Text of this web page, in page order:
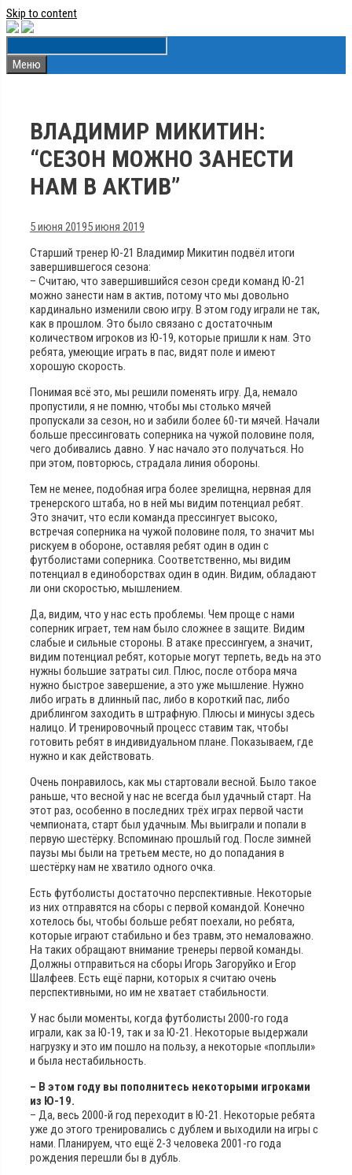
Skip to content
Меню
ВЛАДИМИР МИКИТИН:
“СЕЗОН МОЖНО ЗАНЕСТИ
НАМ В АКТИВ”
5 июня 20195 июня 2019
Старший тренер Ю-21 Владимир Микитин подвёл итоги
завершившегося сезона:
– Считаю, что завершившийся сезон среди команд Ю-21
можно занести нам в актив, потому что мы довольно
кардинально изменили свою игру. В этом году играли не так,
как в прошлом. Это было связано с достаточным
количеством игроков из Ю-19, которые пришли к нам. Это
ребята, умеющие играть в пас, видят поле и имеют
хорошую скорость.
Понимая всё это, мы решили поменять игру. Да, немало
пропустили, я не помню, чтобы мы столько мячей
пропускали за сезон, но и забили более 60-ти мячей. Начали
больше прессинговать соперника на чужой половине поля,
чего добивались давно. У нас начало это получаться. Но
при этом, повторюсь, страдала линия обороны.
Тем не менее, подобная игра более зрелищна, нервная для
тренерского штаба, но в ней мы видим потенциал ребят.
Это значит, что если команда прессингует высоко,
встречая соперника на чужой половине поля, то значит мы
рискуем в обороне, оставляя ребят один в один с
футболистами соперника. Соответственно, мы видим
потенциал в единоборствах один в один. Видим, обладают
ли они скоростью, мышлением.
Да, видим, что у нас есть проблемы. Чем проще с нами
соперник играет, тем нам было сложнее в защите. Видим
слабые и сильные стороны. В атаке прессингуем, а значит,
видим потенциал ребят, которые могут терпеть, ведь на это
нужны большие затраты сил. Плюс, после отбора мяча
нужно быстрое завершение, а это уже мышление. Нужно
либо играть в длинный пас, либо в короткий пас, либо
дриблингом заходить в штрафную. Плюсы и минусы здесь
налицо. И тренировочный процесс ставим так, чтобы
готовить ребят в индивидуальном плане. Показываем, где
нужно и как действовать.
Очень понравилось, как мы стартовали весной. Было такое
раньше, что весной у нас не всегда был удачный старт. На
этот раз, особенно в последних трёх играх первой части
чемпионата, старт был удачным. Мы выиграли и попали в
первую шестёрку. Вспоминаю прошлый год. После зимней
паузы мы были на третьем месте, но до попадания в
шестёрку нам не хватило одного очка.
Есть футболисты достаточно перспективные. Некоторые
из них отправятся на сборы с первой командой. Конечно
хотелось бы, чтобы больше ребят поехали, но ребята,
которые играют стабильно и без травм, это немаловажно.
На таких обращают внимание тренеры первой команды.
Должны отправиться на сборы Игорь Загоруйко и Егор
Шалфеев. Есть ещё парни, которых я считаю очень
перспективными, но им не хватает стабильности.
У нас были моменты, когда футболисты 2000-го года
играли, как за Ю-19, так и за Ю-21. Некоторые выдержали
нагрузку и это им пошло на пользу, а некоторые «поплыли»
и была нестабильность.
– В этом году вы пополнитесь некоторыми игроками
из Ю-19.
– Да, весь 2000-й год переходит в Ю-21. Некоторые ребята
уже до этого тренировались с дублем и выходили на игры с
нами. Планируем, что ещё 2-3 человека 2001-го года
рождения перешли бы в дубль.